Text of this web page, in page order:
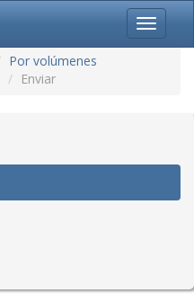
Toggle
Por volúmenes
Enviar